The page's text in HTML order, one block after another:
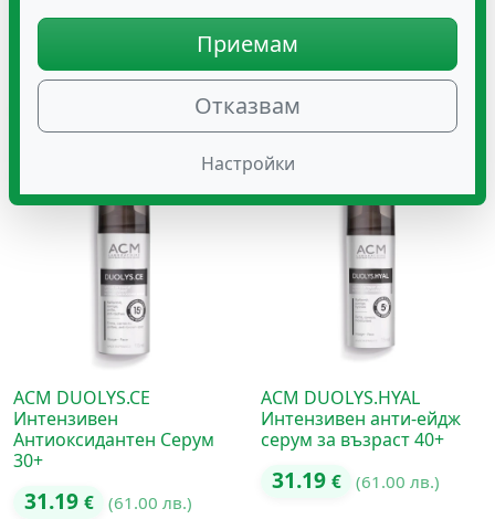
ACM DUOLYS LEGERE
Хидратиращ Анти-ейдж
Крем
ACM DUOLYS RICHE Анти-
ейдж Хидратиращ Крем
за Суха Кожа
26.08
ACM DUOLYS.CE
Интензивен
Антиоксидантен Серум
30+
31.19 € (61.00 лв.)
ACM DUOLYS.HYAL
Интензивен анти-ейдж
серум за възраст 40+
31.19 € (61.00 лв.)
Приемам
Отказвам
Настройки